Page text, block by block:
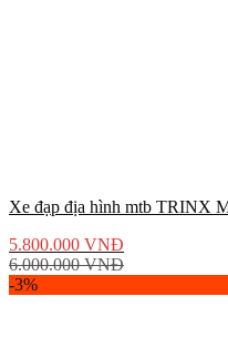
Xe đạp địa hình mtb TRINX
5.800.000 VNĐ
6.000.000VNĐ
-3%